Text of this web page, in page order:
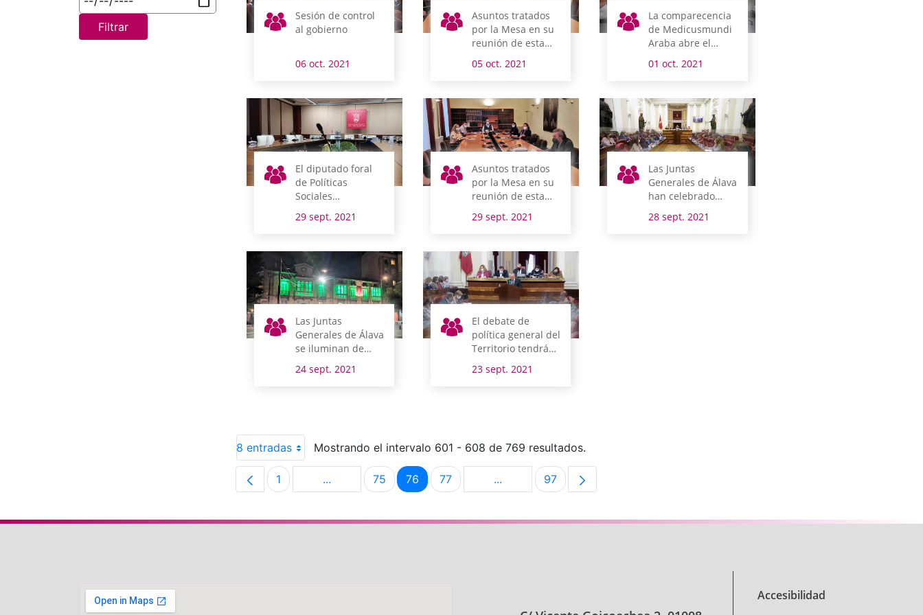
Filtrar
Sesión de control
al gobierno
06 oct. 2021
Asuntos tratados
por la Mesa en su
reunión de esta
05 oct. 2021
La comparecencia
de Medicusmundi
Araba abre el
legislativa en el
01 oct. 2021
El diputado foral
de Políticas
Sociales
mañana en
29 sept. 2021
Asuntos tratados
por la Mesa en su
reunión de esta
29 sept. 2021
Las Juntas
Generales de Álava
han celebrado
debate de política
28 sept. 2021
Las Juntas
Generales de Álava
se iluminan de
Mundial del
24 sept. 2021
El debate de
política general del
Territorio tendrá
28 de septiembre
23 sept. 2021
8 entradas Mostrando el intervalo 601 - 608 de 769 resultados.
Página
1 ...Páginas intermedias Use TAB para desplazarse.
Página
75 Página
76 Página
77 ...Páginas intermedias Use TAB para desplazarse.
Página
97
Accesibilidad